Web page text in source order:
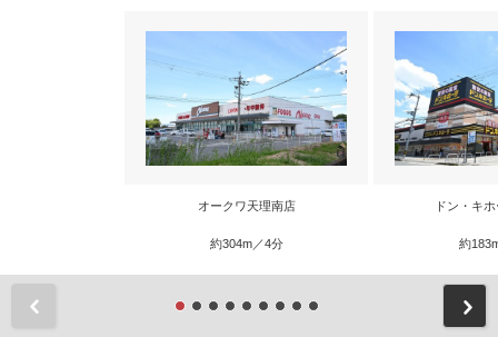
オークワ天理南店
約304m／4分
ドン・キ
約